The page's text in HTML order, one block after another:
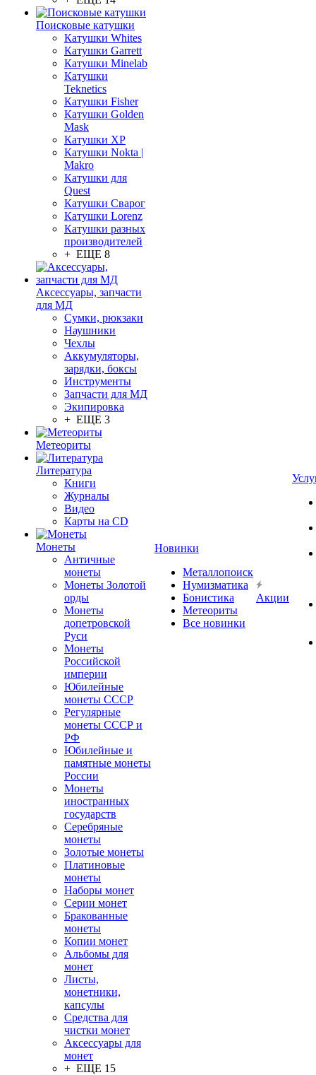
Поисковые катушки
Катушки Whites
Катушки Garrett
Катушки Minelab
Катушки
Teknetics
Катушки Fisher
Катушки Golden
Mask
Катушки XP
Катушки Nokta |
Makro
Катушки для
Quest
Катушки Сварог
Катушки Lorenz
Катушки разных
производителей
+ ЕЩЕ 8
Аксессуары, запчасти
для МД
Сумки, рюкзаки
Наушники
Чехлы
Аккумуляторы,
зарядки, боксы
Инструменты
Запчасти для МД
Экипировка
+ ЕЩЕ 3
Метеориты
Литература
Книги
Журналы
Видео
Карты на CD
Монеты
Античные
монеты
Монеты Золотой
орды
Монеты
допетровской
Руси
Монеты
Российской
империи
Юбилейные
монеты СССР
Регулярные
монеты СССР и
РФ
Юбилейные и
памятные монеты
России
Монеты
иностранных
государств
Серебряные
монеты
Золотые монеты
Платиновые
монеты
Наборы монет
Серии монет
Бракованные
монеты
Копии монет
Альбомы для
монет
Листы,
монетники,
капсулы
Средства для
чистки монет
Аксессуары для
монет
+ ЕЩЕ 15
Новинки
Металлопоиск
Нумизматика
Бонистика
Метеориты
Все новинки
Акции